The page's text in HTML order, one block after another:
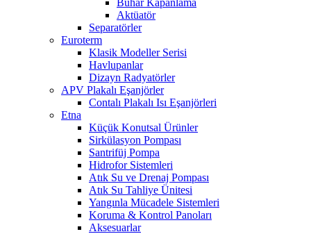
Buhar Kapanlama
Aktüatör
Separatörler
Euroterm
Klasik Modeller Serisi
Havlupanlar
Dizayn Radyatörler
APV Plakalı Eşanjörler
Contalı Plakalı Isı Eşanjörleri
Etna
Küçük Konutsal Ürünler
Sirkülasyon Pompası
Santrifüj Pompa
Hidrofor Sistemleri
Atık Su ve Drenaj Pompası
Atık Su Tahliye Ünitesi
Yangınla Mücadele Sistemleri
Koruma & Kontrol Panoları
Aksesuarlar